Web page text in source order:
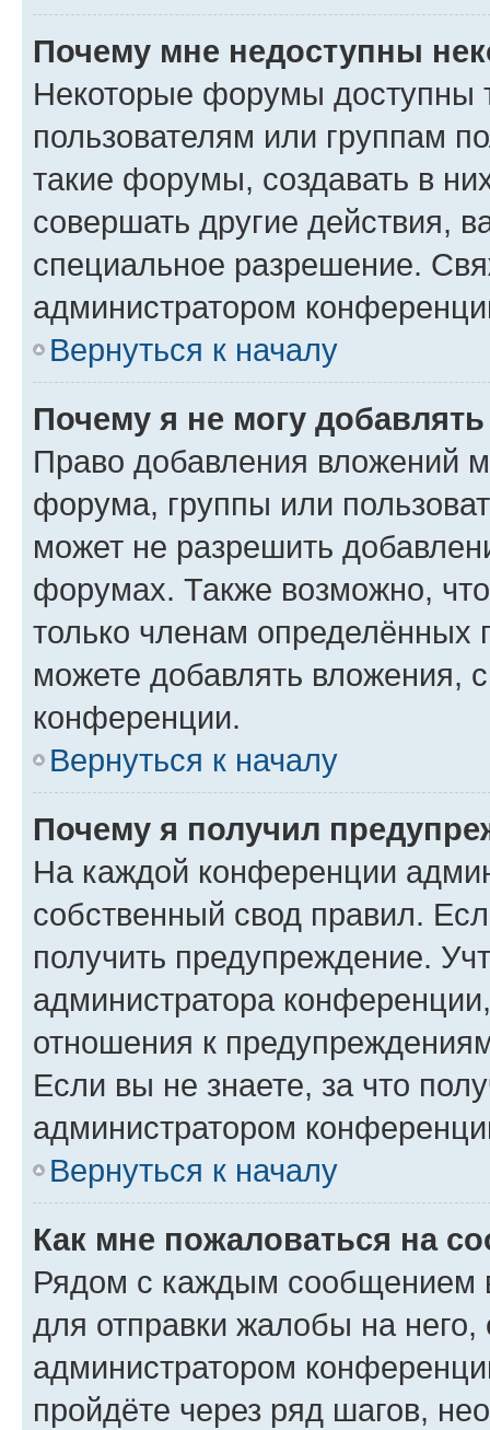
Почему мне недоступны
Некоторые форумы доступны
пользователям или группам
такие форумы, создавать в
совершать другие действия,
специальное разрешение.
администратором
Вернуться к началу
Почему я не могу
Право добавления вложений
форума, группы или
может не разрешить
форумах. Также возможно,
только членам определённых
можете добавлять вложения,
конференции.
Вернуться к началу
Почему я получил
На каждой конференции
собственный свод правил.
получить предупреждение.
администратора
отношения к
Если вы не знаете, за что
администратором
Вернуться к началу
Как мне пожаловаться на
Рядом с каждым сообщением
для отправки жалобы на
администратором
пройдёте через ряд шагов,